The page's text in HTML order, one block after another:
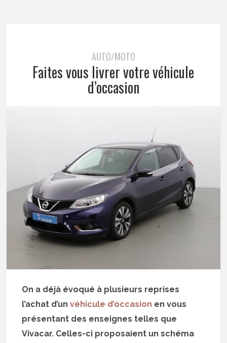
AUTO/MOTO
Faites vous livrer votre véhicule
d’occasion
On a déjà évoqué à plusieurs reprises
l’achat d’unvéhicule d’occasion en vous
présentant des enseignes telles que
Vivacar. Celles-ci proposaient un schéma